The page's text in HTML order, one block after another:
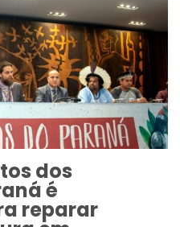
dos
é
reparar